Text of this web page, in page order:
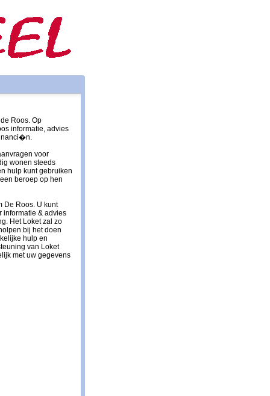
Roos. Op
informatie, advies
voor
wonen steeds
hulp kunt gebruiken
beroep op hen
De Roos. U kunt
informatie & advies
Het Loket zal zo
bij het doen
hulp en
van Loket
met uw gegevens